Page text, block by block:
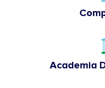
Academia